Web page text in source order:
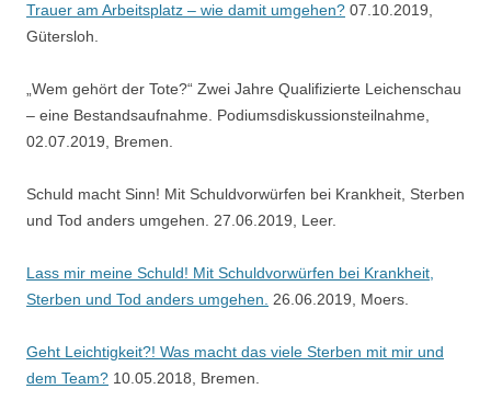
Trauer am Arbeitsplatz – wie damit umgehen? 07.10.2019,
Gütersloh.
„Wem gehört der Tote?“ Zwei Jahre Qualifizierte Leichenschau
– eine Bestandsaufnahme. Podiumsdiskussionsteilnahme,
02.07.2019, Bremen.
Schuld macht Sinn! Mit Schuldvorwürfen bei Krankheit, Sterben
und Tod anders umgehen. 27.06.2019, Leer.
Lass mir meine Schuld! Mit Schuldvorwürfen bei Krankheit,
Sterben und Tod anders umgehen.
26.06.2019, Moers.
Geht Leichtigkeit?! Was macht das viele Sterben mit mir und
dem Team? 10.05.2018, Bremen.